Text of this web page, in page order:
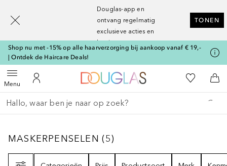
Douglas-app en
ontvang regelmatig
exclusieve acties en
kortingen
TONEN
Shop nu met -15% op alle haarverzorging bij aankoop vanaf € 19,-
| Ontdek de Haircare Deals!
MenuOpen menuNaar Mijn Account
Naar Douglas Home
Naar Mijn
Ga terug
Zoekopdracht uitvoeren
MASKERPENSELEN5
MASKERPENSELEN (5)
[navigation.slideout.screenreader]